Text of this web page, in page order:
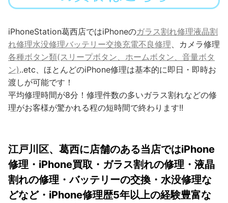
iPhoneStation葛西店ではiPhoneのガラス割れ修理液晶割
れ修理水没修理バッテリー交換充電不良修理 、カメラ修理
各種ボタン類(スリープボタン、ホームボタン、音量ボタ
ン)..etc、ほとんどのiPhone修理は基本的に即日・即時お
渡しが可能です！
平均修理時間が8分！修理件数の多いガラス割れなどの修
理がお客様が驚かれる程の短時間で終わります!!
江戸川区、葛西に店舗のある当店ではiPhone
修理・iPhone買取・ガラス割れの修理・液晶
割れの修理・バッテリーの交換・水没修理な
どなど・iPhone修理歴5年以上の経験豊富な